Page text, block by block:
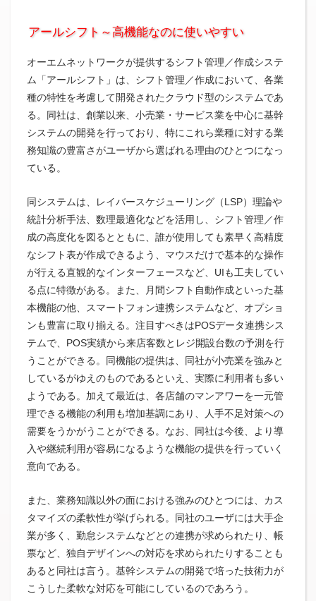
アールシフト～高機能なのに使いやすい
オーエムネットワークが提供するシフト管理／作成システ
ム「アールシフト」は、シフト管理／作成において、各業
種の特性を考慮して開発されたクラウド型のシステムであ
る。同社は、創業以来、小売業・サービス業を中心に基幹
システムの開発を行っており、特にこれら業種に対する業
務知識の豊富さがユーザから選ばれる理由のひとつになっ
ている。
同システムは、レイバースケジューリング（LSP）理論や
統計分析手法、数理最適化などを活用し、シフト管理／作
成の高度化を図るとともに、誰が使用しても素早く高精度
なシフト表が作成できるよう、マウスだけで基本的な操作
が行える直観的なインターフェースなど、UIも工夫してい
る点に特徴がある。また、月間シフト自動作成といった基
本機能の他、スマートフォン連携システムなど、オプショ
ンも豊富に取り揃える。注目すべきはPOSデータ連携シス
テムで、POS実績から来店客数とレジ開設台数の予測を行
うことができる。同機能の提供は、同社が小売業を強みと
しているがゆえのものであるといえ、実際に利用者も多い
ようである。加えて最近は、各店舗のマンアワーを一元管
理できる機能の利用も増加基調にあり、人手不足対策への
需要をうかがうことができる。なお、同社は今後、より導
入や継続利用が容易になるような機能の提供を行っていく
意向である。
また、業務知識以外の面における強みのひとつには、カス
タマイズの柔軟性が挙げられる。同社のユーザには大手企
業が多く、勤怠システムなどとの連携が求められたり、帳
票など、独自デザインへの対応を求められたりすることも
あると同社は言う。基幹システムの開発で培った技術力が
こうした柔軟な対応を可能にしているのであろう。